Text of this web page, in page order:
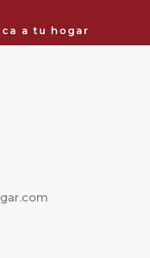
a tu hogar